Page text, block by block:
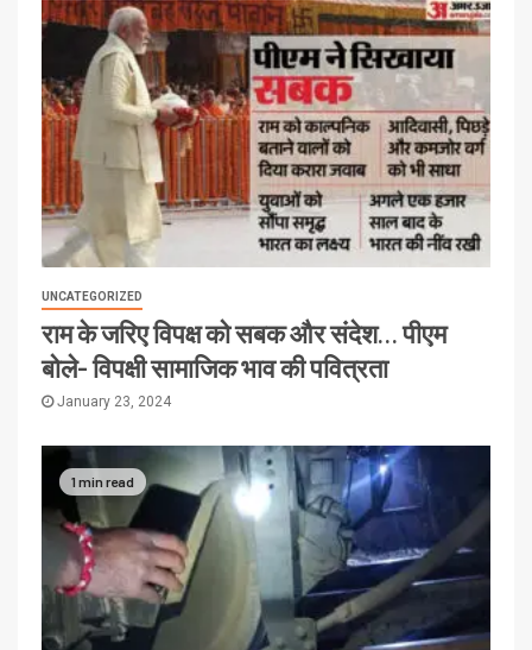
UNCATEGORIZED
राम के जरिए विपक्ष को सबक और संदेश… पीएम
बोले- विपक्षी सामाजिक भाव की पवित्रता
January 23, 2024
1 min read